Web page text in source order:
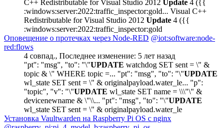
C++ Redistributable for Visual Studio 2012 Update 4 ({{
:windows:server:2022:traffic_inspector:gold... Visual C++
Redistributable for Visual Studio 2012 Update 4 ({{
:windows:server:2022:traffic_inspector:gold
Оповещение о протечках через Node-RED @iot:software:node-
red:flows
4 совпад., Последнее изменение: 5 лет назад
"pt": "msg", "to": "\"UPDATE watchdog SET sent = \" &
topic & \" WHERE topic =... "pt": "msg", "to": "\"UPDATE
wl_state SET sent = \" & originalpayload.water_le... "p":
"topic", "v": "\"UPDATE wl_state SET name = \\\"\" &
devicenewname & \"\\... "pt": "msg", "to": "\"UPDATE
wl_state SET sent = \" & originalpayload.water_le
Установка Vaultwarden на Raspberry Pi OS с nginx